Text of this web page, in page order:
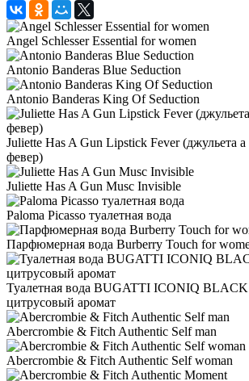
Angel Schlesser Essential for women
Antonio Banderas Blue Seduction
Antonio Banderas King Of Seduction
Juliette Has A Gun Lipstick Fever (джульета
февер)
Juliette Has A Gun Musc Invisible
Paloma Picasso туалетная вода
Парфюмерная вода Burberry Touch for
Туалетная вода BUGATTI ICONIQ BLACK
цитрусовый аромат
Abercrombie & Fitch Authentic Self man
Abercrombie & Fitch Authentic Self woman